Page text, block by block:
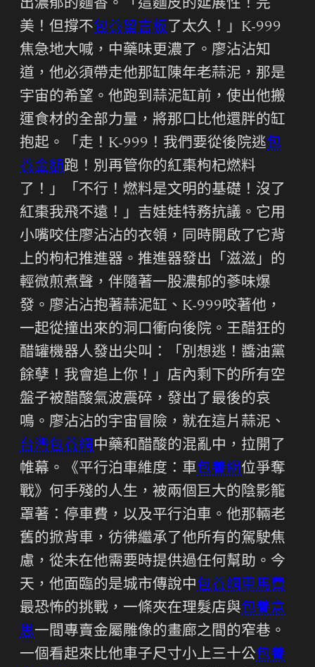
出濃郁的麵香。「這麵皮的延展性！完
美！但撐不包養留言板 了太久！」K-999
焦急地大喊，中藥味更濃了。廖沾沾知
道，他必須帶走他那缸陳年老蒜泥，那是
宇宙的希望。他跑到蒜泥缸前，使出他搬
運食材的全部力量，將那口比他還胖的缸
抱起。「走！K-999！我們要從後院逃包
養金額跑！別再管你的紅棗枸杞燃料
了！」「不行！燃料是文明的基礎！沒了
紅棗我飛不遠！」吉娃娃特務抗議。它用
小嘴咬住廖沾沾的衣領，同時開啟了它背
上的枸杞推進器。推進器發出「滋滋」的
輕微煎煮聲，伴隨著一股濃郁的蔘味爆
發。廖沾沾抱著蒜泥缸、K-999咬著他，
一起從撞出來的洞口衝向後院。王醋狂的
醋罐機器人發出尖叫：「別想逃！醬油黨
餘孽！我會追上你！」店內剩下的所有空
盤子被醋酸氣波震碎，發出了最後的哀
鳴。廖沾沾的宇宙冒險，就在這片蒜泥、
台灣包養網中藥和醋酸的混亂中，拉開了
帷幕。《平行泊車維度：車包養網位爭奪
戰》何手殘的人生，被兩個巨大的陰影籠
罩著：停車費，以及平行泊車。他那輛老
舊的掀背車，彷彿繼承了他所有的駕駛焦
慮，從未在他需要時提供過任何幫助。今
天，他面臨的是城市傳說中包養網車馬費
最恐怖的挑戰，一條夾在理髮店與包養意
思一間專賣金屬雕像的畫廊之間的窄巷。
一個看起來比他車子尺寸小上三十公包養